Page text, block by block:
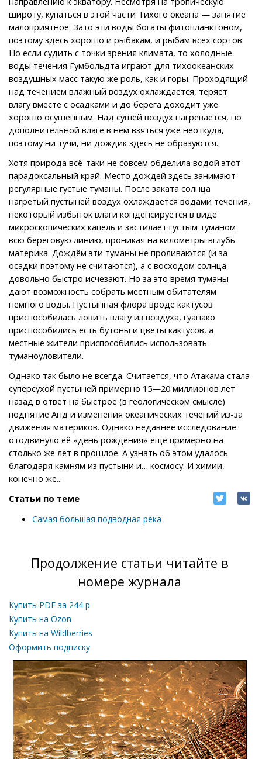
широту, купаться в этой части Тихого океана — занятие
малоприятное. Зато эти воды богаты фитопланктоном,
поэтому здесь хорошо и рыбакам, и рыбам всех сортов.
Но если судить с точки зрения климата, то холодные
воды течения Гумбольдта играют для тихоокеанских
воздушных масс такую же роль, как и горы. Проходящий
над течением влажный воздух охлаждается, теряет
влагу вместе с осадками и до берега доходит уже
хорошо осушенным. Над сушей воздух нагревается, но
дополнительной влаге в нём взяться уже неоткуда,
поэтому ни тучи, ни дождик здесь не образуются.
Хотя природа всё-таки не совсем обделила водой этот
парадоксальный край. Место дождей здесь занимают
регулярные густые туманы. После заката солнца
нагретый пустыней воздух охлаждается водами течения,
некоторый избыток влаги конденсируется в виде
микроскопических капель и застилает густым туманом
всю береговую линию, проникая на километры вглубь
материка. Дождём эти туманы не проливаются (и за
осадки поэтому не считаются), а с восходом солнца
довольно быстро исчезают. Но за это время туманы
дают возможность собрать местным обитателям
немного воды. Пустынная флора вроде кактусов
приспособилась ловить влагу из воздуха, гуанако
приспособились есть бутоны и цветы кактусов, а
местные жители приспособились использовать
туманоуловители.
Однако так было не всегда. Считается, что Атакама стала
суперсухой пустыней примерно 15—20 миллионов лет
назад в ответ на быстрое (в геологическом смысле)
поднятие Анд и изменения океанических течений из-за
движения материков. Однако недавнее исследование
отодвинуло её «день рождения» ещё примерно на
столько же лет в прошлое. А узнать об этом удалось
благодаря камням из пустыни и… космосу. И химии,
конечно же...
Статьи по теме
Самая большая подводная река
Продолжение статьи читайте в
номере журнала
Купить PDF за 244 р
Купить на Ozon
Купить на Wildberries
Оформить подписку